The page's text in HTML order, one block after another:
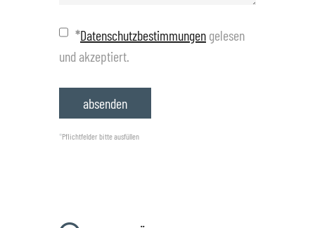
*Datenschutzbestimmungen gelesen
und akzeptiert.
*Pflichtfelder bitte ausfüllen